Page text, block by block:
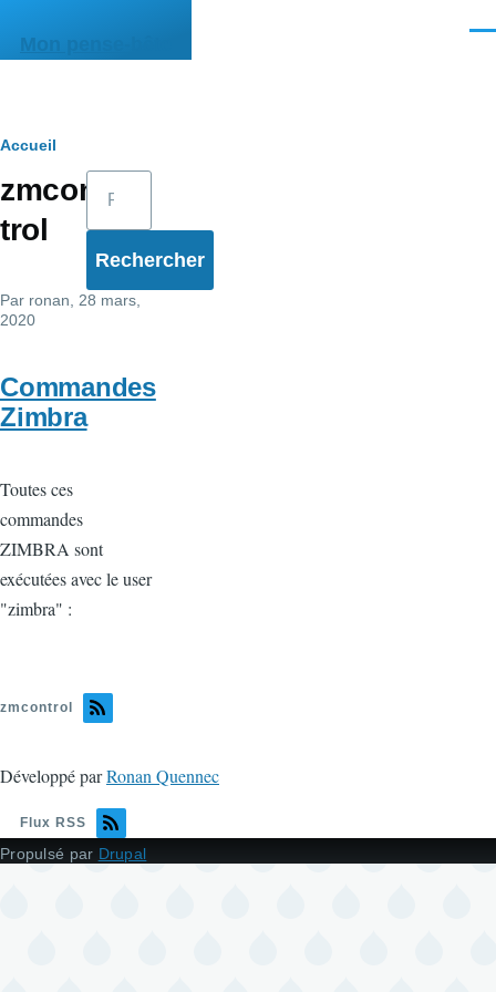
Mon pense-bête
Fil
d'Ariane
Accueil
zmcon
trol
Par ronan , 28 mars,
2020
Commandes
Zimbra
Toutes ces
commandes
ZIMBRA sont
exécutées avec le user
"zimbra" :
zmcontrol
Développé parRonan Quennec
Flux RSS
Propulsé par Drupal